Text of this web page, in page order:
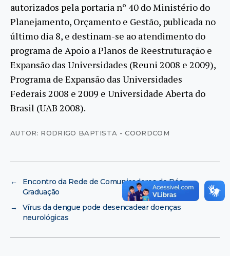
autorizados pela portaria nº 40 do Ministério do
Planejamento, Orçamento e Gestão, publicada no
último dia 8, e destinam-se ao atendimento do
programa de Apoio a Planos de Reestruturação e
Expansão das Universidades (Reuni 2008 e 2009),
Programa de Expansão das Universidades
Federais 2008 e 2009 e Universidade Aberta do
Brasil (UAB 2008).
AUTOR: RODRIGO BAPTISTA - COORDCOM
←
Encontro da Rede de Comunicadores de Pós-
Graduação
→
Vírus da dengue pode desencadear doenças
neurológicas